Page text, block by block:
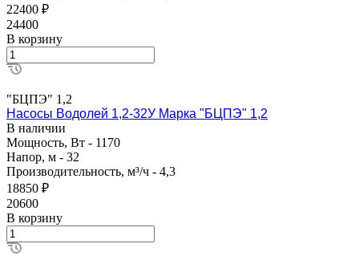
22400 ₽
24400
В корзину
"БЦПЭ" 1,2
Насосы Водолей 1,2-32У Марка "БЦПЭ" 1,2
В наличии
Мощность, Вт - 1170
Напор, м - 32
Производительность, м³/ч - 4,3
18850 ₽
20600
В корзину